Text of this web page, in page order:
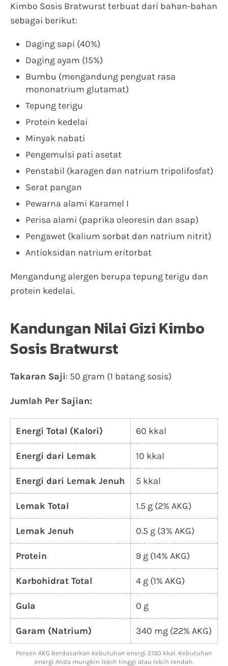
Kimbo Sosis Bratwurst terbuat dari bahan-bahan
sebagai berikut:
Daging sapi (40%)
Daging ayam (15%)
Bumbu (mengandung penguat rasa
mononatrium glutamat)
Tepung terigu
Protein kedelai
Minyak nabati
Pengemulsi pati asetat
Penstabil (karagen dan natrium tripolifosfat)
Serat pangan
Pewarna alami Karamel I
Perisa alami (paprika oleoresin dan asap)
Pengawet (kalium sorbat dan natrium nitrit)
Antioksidan natrium eritorbat
Mengandung alergen berupa tepung terigu dan
protein kedelai.
Kandungan Nilai Gizi Kimbo
Sosis Bratwurst
Takaran Saji: 50 gram (1 batang sosis)
Jumlah Per Sajian:
Energi Total (Kalori) 60 kkal
Energi dari Lemak 10 kkal
Energi dari Lemak Jenuh 5 kkal
Lemak Total 1.5 g (2% AKG)
Lemak Jenuh 0.5 g (3% AKG)
Protein 9 g (14% AKG)
Karbohidrat Total 4 g (1% AKG)
Gula 0 g
Garam (Natrium) 340 mg (22% AKG)
Persen AKG berdasarkan kebutuhan energi 2150 kkal. Kebutuhan
energi Anda mungkin lebih tinggi atau lebih rendah.